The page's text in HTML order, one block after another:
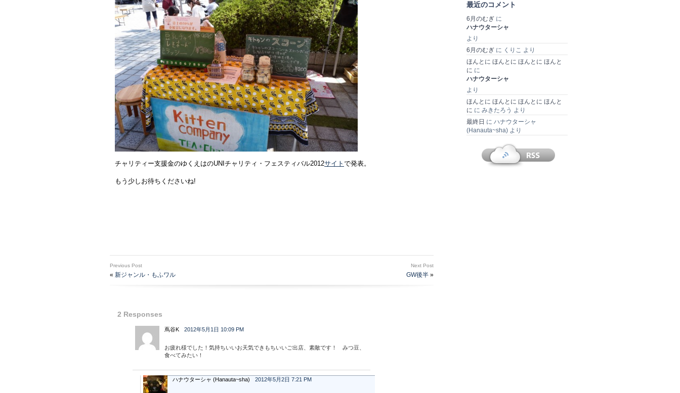
チャリティー支援金のゆくえはのUNIチャリティ・フェスティバル2012サイト で発表。
もう少しお待ちくださいね!
Previous Post
« 新ジャンル・もふワル
Next Post
GW後半 »
2 Responses
蔦谷K 2012年5月1日 10:09 PM
お疲れ様でした！気持ちいいお天気できもちいいご出店、素敵です！ みつ豆、
食べてみたい！
ハナウターシャ (Hanauta~sha) 2012年5月2日 7:21 PM
最近のコメント
6月のむぎ に
ハナウターシャ
より
6月のむぎ に くりこ より
ほんとに ほんとに ほんとに ほんと
に に
ハナウターシャ
より
ほんとに ほんとに ほんとに ほんと
に に みきたろう より
最終日 に ハナウターシャ
(Hanauta~sha) より